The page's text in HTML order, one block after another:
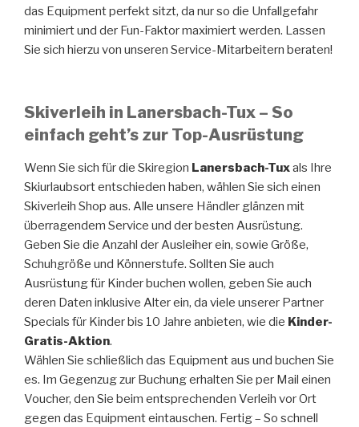
das Equipment perfekt sitzt, da nur so die Unfallgefahr
minimiert und der Fun-Faktor maximiert werden. Lassen
Sie sich hierzu von unseren Service-Mitarbeitern beraten!
Skiverleih in Lanersbach-Tux – So
einfach geht’s zur Top-Ausrüstung
Wenn Sie sich für die Skiregion Lanersbach-Tuxals Ihre
Skiurlaubsort entschieden haben, wählen Sie sich einen
Skiverleih Shop aus. Alle unsere Händler glänzen mit
überragendem Service und der besten Ausrüstung.
Geben Sie die Anzahl der Ausleiher ein, sowie Größe,
Schuhgröße und Könnerstufe. Sollten Sie auch
Ausrüstung für Kinder buchen wollen, geben Sie auch
deren Daten inklusive Alter ein, da viele unserer Partner
Specials für Kinder bis 10 Jahre anbieten, wie die Kinder-
Gratis-Aktion.
Wählen Sie schließlich das Equipment aus und buchen Sie
es. Im Gegenzug zur Buchung erhalten Sie per Mail einen
Voucher, den Sie beim entsprechenden Verleih vor Ort
gegen das Equipment eintauschen. Fertig – So schnell